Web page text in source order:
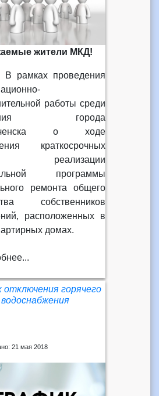
жители МКД!
проведения
работы среди
города
о ходе
краткосрочных
реализации
программы
ремонта общего
собственников
расположенных в
домах.
отключения горячего
водоснабжения
21 мая 2018